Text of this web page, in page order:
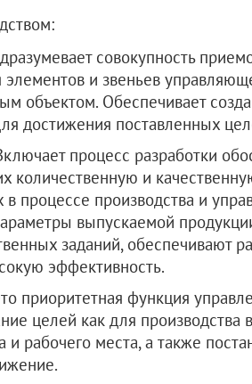
совокупность
элементов и звеньев
объектом. Обеспечивает
достижения поставленных
процесс разработки
количественную и
процессе производства и
выпускаемой
заданий, обеспечивают
эффективность.
приоритетная функция
целей как для производства
рабочего места, а также